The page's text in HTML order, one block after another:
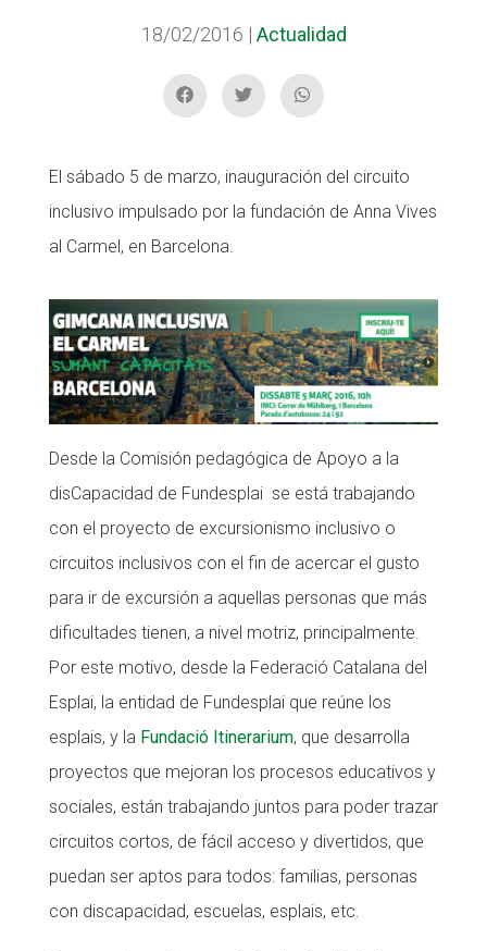
18/02/2016 | Actualidad
El sábado 5 de marzo, inauguración del circuito
inclusivo impulsado por la fundación de Anna Vives
al Carmel, en Barcelona.
Desde la Comisión pedagógica de Apoyo a la
disCapacidad de Fundesplai se está trabajando
con el proyecto de excursionismo inclusivo o
circuitos inclusivos con el fin de acercar el gusto
para ir de excursión a aquellas personas que más
dificultades tienen, a nivel motriz, principalmente.
Por este motivo, desde la Federació Catalana del
Esplai, la entidad de Fundesplai que reúne los
esplais, y la Fundació Itinerarium, que desarrolla
proyectos que mejoran los procesos educativos y
sociales, están trabajando juntos para poder trazar
circuitos cortos, de fácil acceso y divertidos, que
puedan ser aptos para todos: familias, personas
con discapacidad, escuelas, esplais, etc.
ACCIÓ SOCIAL I JOVES
ESPLAIS
SUPORT TERCER SECTOR
CONEIX FUNDESPLAI
La Fundació
Missió i valors
Els comptes clars
Memòria d'activitats
Proposta educativa
ACTUALITAT
Notícies